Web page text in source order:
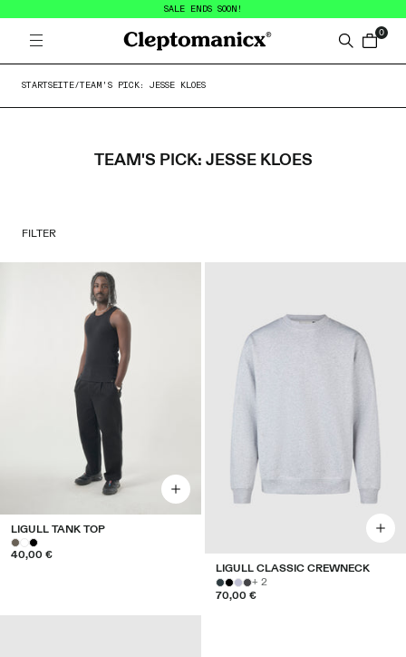
SALE ENDS SOON!
Open menu
Cleptomanicx
Search
0
items
STARTSEITE/TEAM'S PICK: JESSE KLOES
TEAM'S PICK: JESSE KLOES
FILTER
LIGULL TANK TOP
40,00 €
LIGULL CLASSIC CREWNECK
+ 2
70,00 €